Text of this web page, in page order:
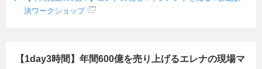
決ワークショップ
【1day3時間】年間600億を売り上げるエレナの現場マ